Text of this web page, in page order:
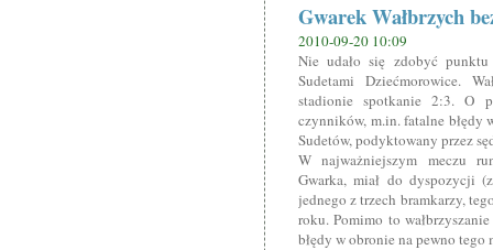
Gwarek Wałbrzych
2010-09-20 10:09
Nie udało się zdobyć
Sudetami Dziećmorowice.
stadionie spotkanie 2:3. O
czynników, m.in. fatalne błędy
Sudetów, podyktowany przez
W najważniejszym meczu
Gwarka, miał do dyspozycji
jednego z trzech bramkarzy,
roku. Pomimo to
błędy w obronie na pewno